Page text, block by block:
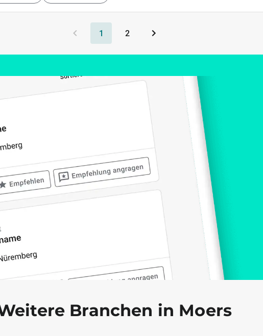
1 2
Branchen in Moers